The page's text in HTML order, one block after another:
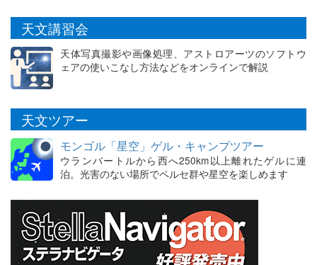
天文講習会
天体写真撮影や画像処理、アストロアーツのソフトウ
ェアの使いこなし方法などをオンラインで解説
天文ツアー
モンゴル「星空」ゲル・キャンプツアー
ウランバートルから西へ250km以上離れたゲルに連
泊。光害のない場所でペルセ群や星空を楽しめます